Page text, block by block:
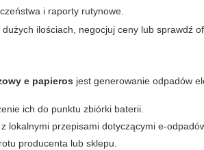
i raporty rutynowe.
ilościach, negocjuj ceny lub sprawdź
e papieros jest generowanie odpadów
ich do punktu zbiórki baterii.
lokalnymi przepisami dotyczącymi e-
producenta lub sklepu.